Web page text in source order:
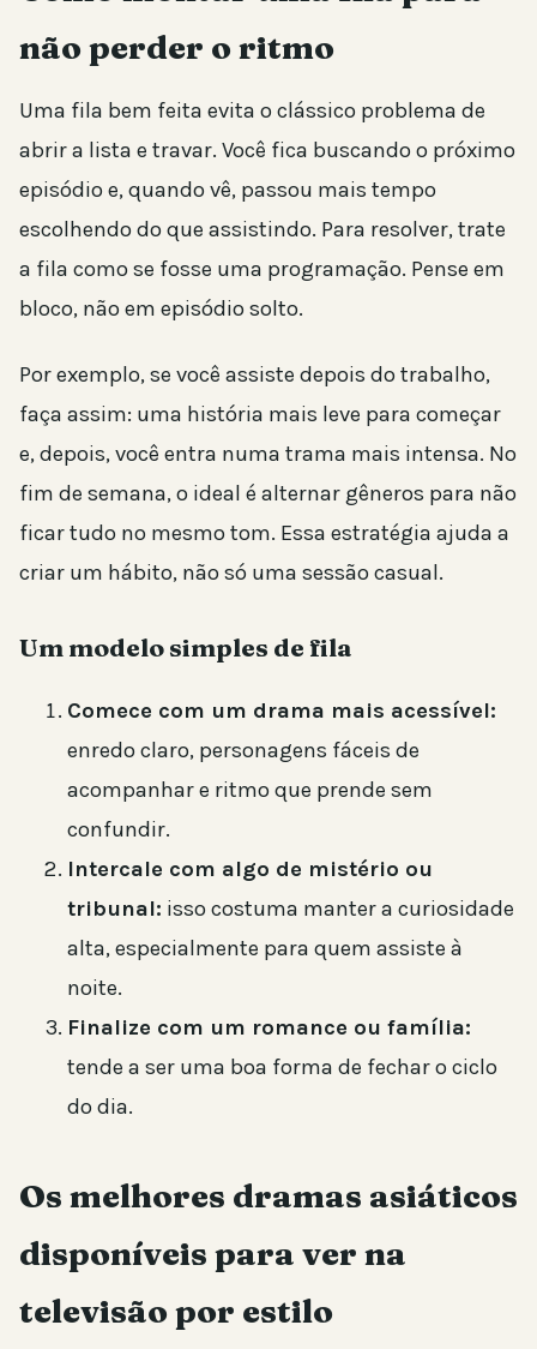
não perder o ritmo
Uma fila bem feita evita o clássico problema de
abrir a lista e travar. Você fica buscando o próximo
episódio e, quando vê, passou mais tempo
escolhendo do que assistindo. Para resolver, trate
a fila como se fosse uma programação. Pense em
bloco, não em episódio solto.
Por exemplo, se você assiste depois do trabalho,
faça assim: uma história mais leve para começar
e, depois, você entra numa trama mais intensa. No
fim de semana, o ideal é alternar gêneros para não
ficar tudo no mesmo tom. Essa estratégia ajuda a
criar um hábito, não só uma sessão casual.
Um modelo simples de fila
Comece com um drama mais acessível:
enredo claro, personagens fáceis de
acompanhar e ritmo que prende sem
confundir.
Intercale com algo de mistério ou
tribunal: isso costuma manter a curiosidade
alta, especialmente para quem assiste à
noite.
Finalize com um romance ou família:
tende a ser uma boa forma de fechar o ciclo
do dia.
Os melhores dramas asiáticos
disponíveis para ver na
televisão por estilo